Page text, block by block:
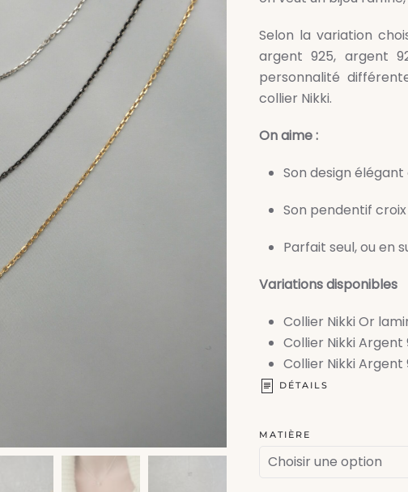
Selon la variation
argent 925, argent
personnalité
collier Nikki.
On aime :
Son design
Son pendentif croix
Parfait seul, ou en
Variations disponibles
Collier Nikki Or
Collier Nikki Argent
Collier Nikki
DÉTAILS
MATIÈRE